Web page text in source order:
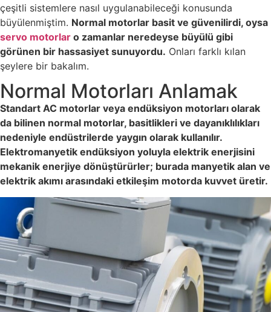
çeşitli sistemlere nasıl uygulanabileceği konusunda
büyülenmiştim. Normal motorlar basit ve güvenilirdi, oysa
servo motorlar o zamanlar neredeyse büyülü gibi
görünen bir hassasiyet sunuyordu. Onları farklı kılan
şeylere bir bakalım.
Normal Motorları Anlamak
Standart AC motorlar veya endüksiyon motorları olarak
da bilinen normal motorlar, basitlikleri ve dayanıklılıkları
nedeniyle endüstrilerde yaygın olarak kullanılır.
Elektromanyetik endüksiyon yoluyla elektrik enerjisini
mekanik enerjiye dönüştürürler; burada manyetik alan ve
elektrik akımı arasındaki etkileşim motorda kuvvet üretir.